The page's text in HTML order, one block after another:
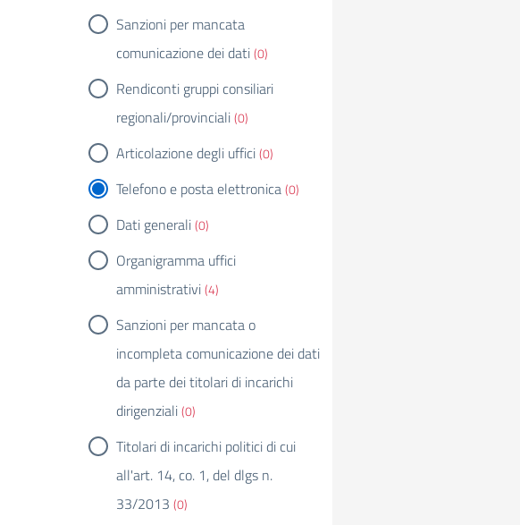
Sanzioni per mancata
comunicazione dei dati(0)
Rendiconti gruppi consiliari
regionali/provinciali(0)
Articolazione degli uffici(0)
Telefono e posta elettronica(0)
Dati generali(0)
Organigramma uffici
amministrativi(4)
Sanzioni per mancata o
incompleta comunicazione dei dati
da parte dei titolari di incarichi
dirigenziali(0)
Titolari di incarichi politici di cui
all'art. 14, co. 1, del dlgs n.
33/2013 (0)